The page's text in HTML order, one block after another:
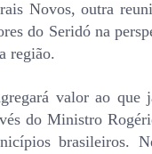
Novos, outra
do Seridó na
região.
valor ao
do Ministro
brasileiros.